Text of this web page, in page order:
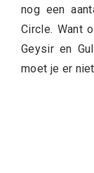
nog een
Circle. Want
Geysir en
moet je er